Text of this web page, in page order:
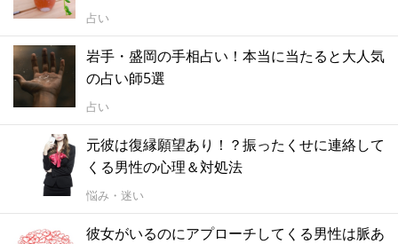
占い
岩手・盛岡の手相占い！本当に当たると大人気
の占い師5選
占い
元彼は復縁願望あり！？振ったくせに連絡して
くる男性の心理＆対処法
悩み・迷い
彼女がいるのにアプローチしてくる男性は脈あ